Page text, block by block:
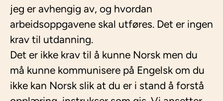
jeg er avhengig av, og hvordan
arbeidsoppgavene skal utføres. Det er ingen
krav til utdanning.
Det er ikke krav til å kunne Norsk men du
må kunne kommunisere på Engelsk om du
ikke kan Norsk slik at du er i stand å forstå